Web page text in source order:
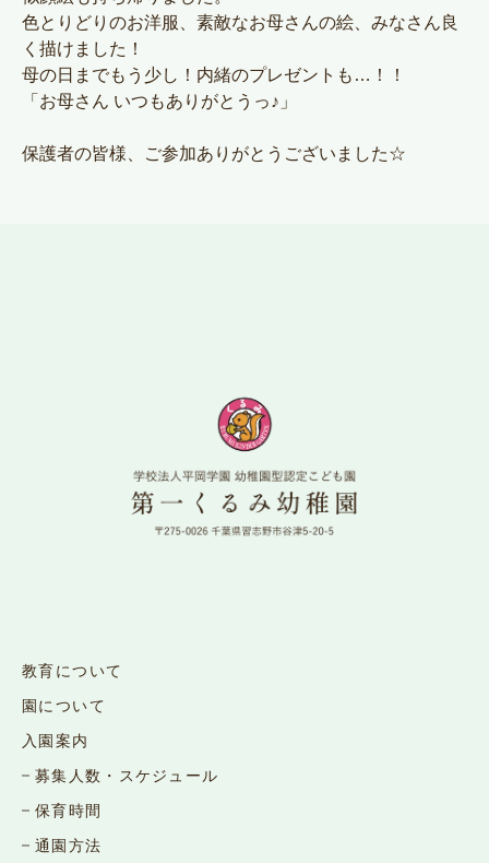
色とりどりのお洋服、素敵なお母さんの絵、みなさん良
く描けました！
母の日までもう少し！内緒のプレゼントも…！！
「お母さん いつもありがとうっ♪」
保護者の皆様、ご参加ありがとうございました☆
教育について
園について
入園案内
募集人数・スケジュール
保育時間
通園方法